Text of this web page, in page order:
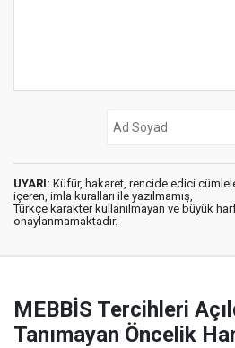
UYARI: Küfür, hakaret, rencide edici
içeren, imla kuralları ile yazılmamış,
Türkçe karakter kullanılmayan ve büyük
onaylanmamaktadır.
MEBBİS Tercihleri
Tanımayan Öncelik